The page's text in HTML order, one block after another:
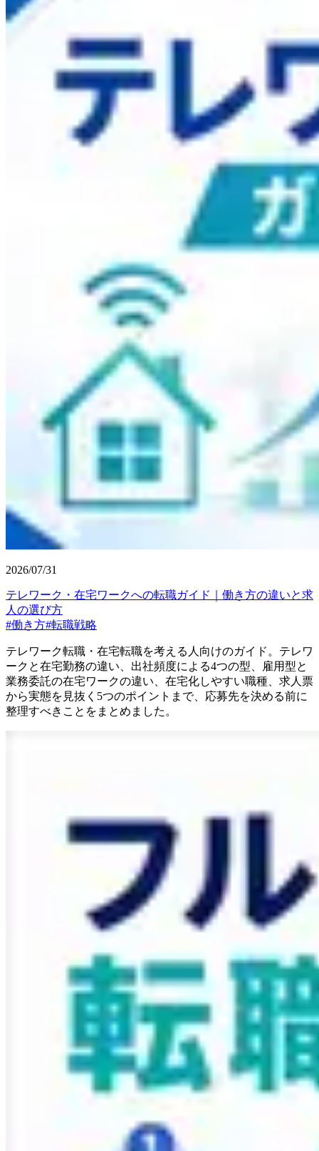
2026/07/31
テレワーク・在宅ワークへの転職ガイド｜働き方の違いと求
人の選び方
#働き方#転職戦略
テレワーク転職・在宅転職を考える人向けのガイド。テレワ
ークと在宅勤務の違い、出社頻度による4つの型、雇用型と
業務委託の在宅ワークの違い、在宅化しやすい職種、求人票
から実態を見抜く5つのポイントまで、応募先を決める前に
整理すべきことをまとめました。